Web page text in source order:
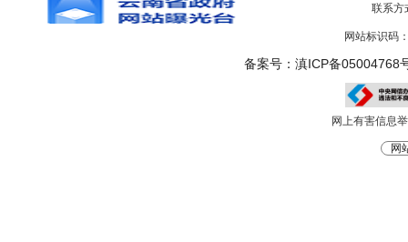
联系方
网站标识码
备案号：滇ICP备05004768
网上有害信息
网